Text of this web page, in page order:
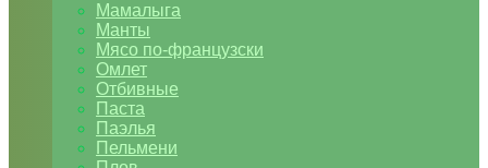
Мамалыга
Манты
Мясо по-французски
Омлет
Отбивные
Паста
Паэлья
Пельмени